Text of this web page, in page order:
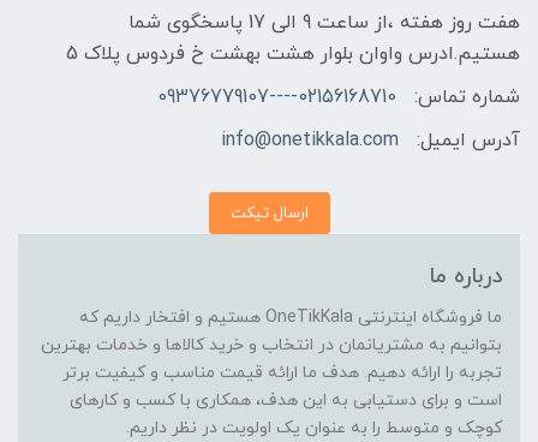
هفت روز هفته ،از ساعت 9 الی 17 پاسخگوی شما
هستیم.ادرس واوان بلوار هشت بهشت خ فردوس پلاک 5
شماره تماس:
02156168710----09376779107
آدرس ایمیل:
info@onetikkala.com
ارسال تیکت
درباره ما
ما فروشگاه اینترنتی OneTikKala هستیم و افتخار داریم که
بتوانیم به مشتریانمان در انتخاب و خرید کالاها و خدمات بهترین
تجربه را ارائه دهیم. هدف ما ارائه قیمت مناسب و کیفیت برتر
است و برای دستیابی به این هدف، همکاری با کسب و کارهای
کوچک و متوسط را به عنوان یک اولویت در نظر داریم.